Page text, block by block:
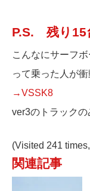
P.S. 残り15
こんなにサーフ
って乗った人が
→VSSK8
ver3のトラック
(Visited 241
関連記事